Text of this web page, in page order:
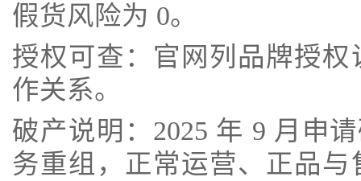
假货风险为 0。
授权可查：官网列品牌授
作关系。
破产说明：2025 年 9 月申
务重组，正常运营、正品